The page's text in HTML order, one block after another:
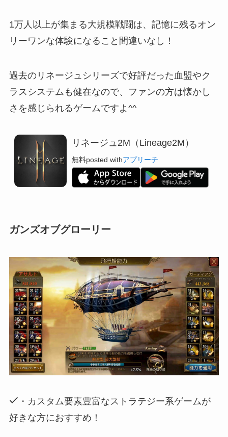
1万人以上が集まる大規模戦闘は、記憶に残るオン
リーワンな体験になること間違いなし！
過去のリネージュシリーズで好評だった血盟やク
ラスシステムも健在なので、ファンの方は懐かし
さを感じられるゲームですよ^^
リネージュ2M（Lineage2M）
無料posted withアプリーチ
ガンズオブグローリー
・カスタム要素豊富なストラテジー系ゲームが
好きな方におすすめ！